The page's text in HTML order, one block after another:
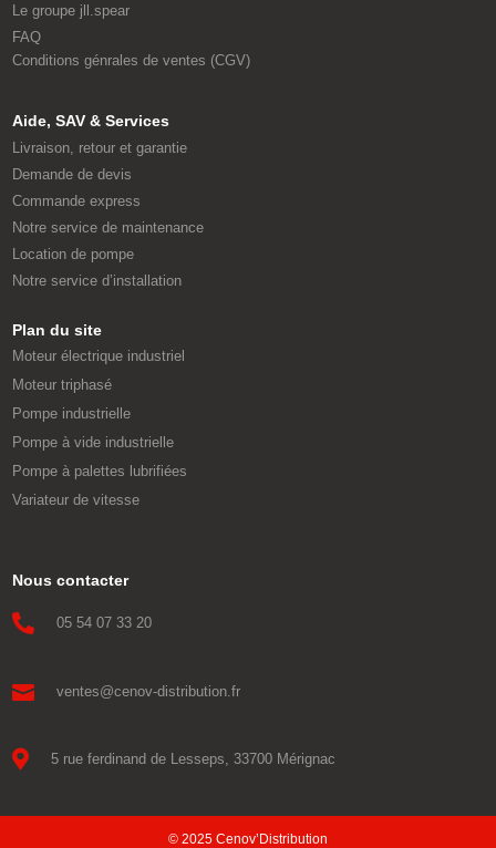
Le groupe jll.spear
FAQ
Conditions génrales de ventes (CGV)
Aide, SAV & Services
Livraison, retour et garantie
Demande de devis
Commande express
Notre service de maintenance
Location de pompe
Notre service d’installation
Plan du site
Moteur électrique industriel
Moteur triphasé
Pompe industrielle
Pompe à vide industrielle
Pompe à palettes lubrifiées
Variateur de vitesse
Nous contacter
 05 54 07 33 20
 ventes@cenov-distribution.fr
 5 rue ferdinand de Lesseps, 33700 Mérignac
© 2025 Cenov’Distribution